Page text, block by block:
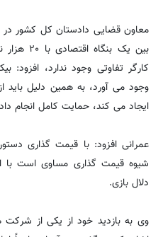
معاون قضایی دادستان کل کشور در
کارگر تفاوتی وجود ندارد،
وجود می آورد، به همین دلیل باید
ایجاد می کند، حمایت کامل انجام
عمرانی افزود: با قیمت گذاری
شیوه قیمت گذاری مساوی است با
دلال بازی.
وی به بازدید خود از یکی از